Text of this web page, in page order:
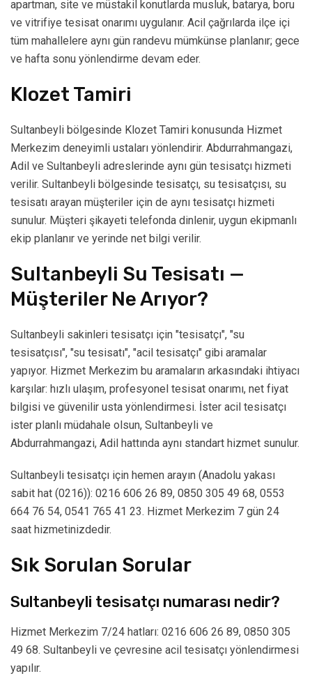
apartman, site ve müstakil konutlarda musluk, batarya, boru
ve vitrifiye tesisat onarımı uygulanır. Acil çağrılarda ilçe içi
tüm mahallelere aynı gün randevu mümkünse planlanır; gece
ve hafta sonu yönlendirme devam eder.
Klozet Tamiri
Sultanbeyli bölgesinde Klozet Tamiri konusunda Hizmet
Merkezim deneyimli ustaları yönlendirir. Abdurrahmangazi,
Adil ve Sultanbeyli adreslerinde aynı gün tesisatçı hizmeti
verilir. Sultanbeyli bölgesinde tesisatçı, su tesisatçısı, su
tesisatı arayan müşteriler için de aynı tesisatçı hizmeti
sunulur. Müşteri şikayeti telefonda dinlenir, uygun ekipmanlı
ekip planlanır ve yerinde net bilgi verilir.
Sultanbeyli Su Tesisatı —
Müşteriler Ne Arıyor?
Sultanbeyli sakinleri tesisatçı için "tesisatçı", "su
tesisatçısı", "su tesisatı", "acil tesisatçı" gibi aramalar
yapıyor. Hizmet Merkezim bu aramaların arkasındaki ihtiyacı
karşılar: hızlı ulaşım, profesyonel tesisat onarımı, net fiyat
bilgisi ve güvenilir usta yönlendirmesi. İster acil tesisatçı
ister planlı müdahale olsun, Sultanbeyli ve
Abdurrahmangazi, Adil hattında aynı standart hizmet sunulur.
Sultanbeyli tesisatçı için hemen arayın (Anadolu yakası
sabit hat (0216)): 0216 606 26 89, 0850 305 49 68, 0553
664 76 54, 0541 765 41 23. Hizmet Merkezim 7 gün 24
saat hizmetinizdedir.
Sık Sorulan Sorular
Sultanbeyli tesisatçı numarası nedir?
Hizmet Merkezim 7/24 hatları: 0216 606 26 89, 0850 305
49 68. Sultanbeyli ve çevresine acil tesisatçı yönlendirmesi
yapılır.